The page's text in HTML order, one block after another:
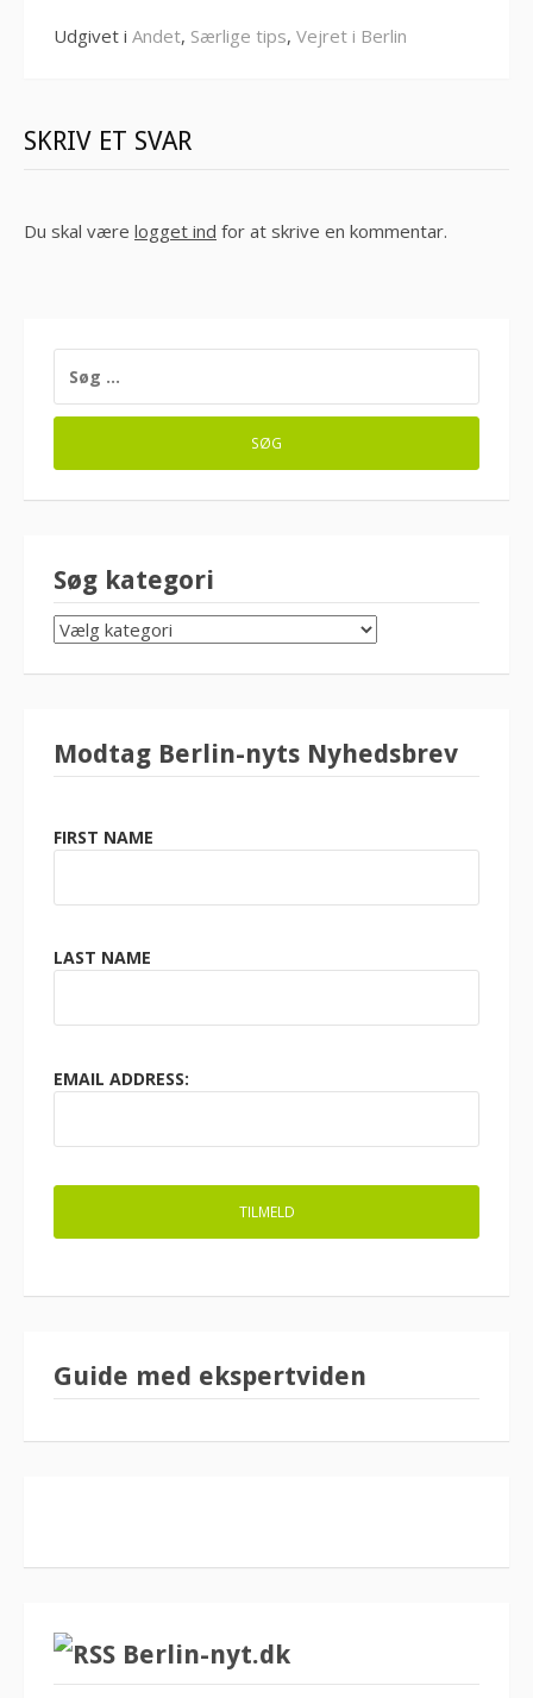
Udgivet i Andet, Særlige tips, Vejret i Berlin
SKRIV ET SVAR
Du skal være logget ind for at skrive en kommentar.
EFTER:
Søg kategori
SØG
KATEGORI
Modtag Berlin-nyts Nyhedsbrev
FIRST NAME
LAST NAME
EMAIL ADDRESS:
Guide med ekspertviden
Berlin-nyt.dk